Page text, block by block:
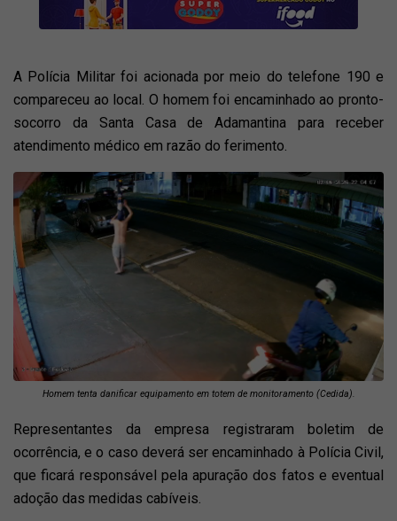
A Polícia Militar foi acionada por meio do telefone 190 e
compareceu ao local. O homem foi encaminhado ao pronto-
socorro da Santa Casa de Adamantina para receber
atendimento médico em razão do ferimento.
Homem tenta danificar equipamento em totem de monitoramento (Cedida).
Representantes da empresa registraram boletim de
ocorrência, e o caso deverá ser encaminhado à Polícia Civil,
que ficará responsável pela apuração dos fatos e eventual
adoção das medidas cabíveis.